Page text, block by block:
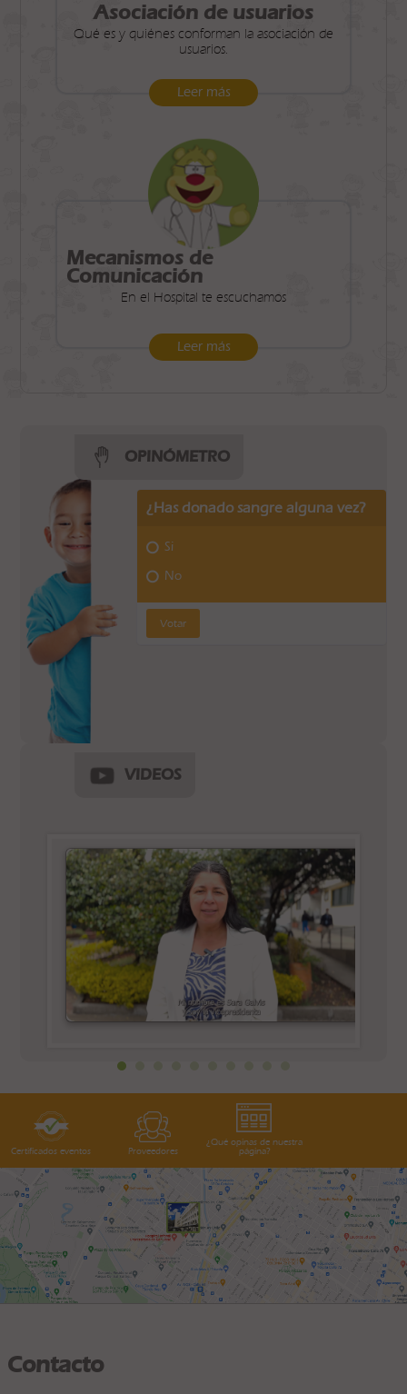
Asociación de usuarios
Qué es y quiénes conforman la asociación de
usuarios.
Leer más
Mecanismos de
Comunicación
En el Hospital te escuchamos
Leer más
OPINÓMETRO
¿Has donado sangre alguna vez?
Si
No
Votar
VIDEOS
Certificados eventos Proveedores
¿Qué opinas de nuestra
página?
Contacto